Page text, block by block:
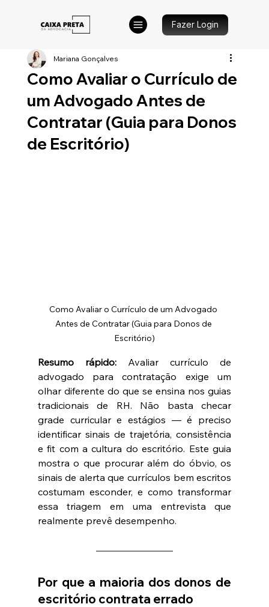
Fazer Login
Como Avaliar o Currículo de
um Advogado Antes de
Contratar (Guia para Donos
de Escritório)
Mariana Gonçalves
Como Avaliar o Currículo de um Advogado
Antes de Contratar (Guia para Donos de
Escritório)
Resumo rápido: Avaliar currículo de
advogado para contratação exige um
olhar diferente do que se ensina nos guias
tradicionais de RH. Não basta checar
grade curricular e estágios — é preciso
identificar sinais de trajetória, consistência
e fit com a cultura do escritório. Este guia
mostra o que procurar além do óbvio, os
sinais de alerta que currículos bem escritos
costumam esconder, e como transformar
essa triagem em uma entrevista que
realmente prevê desempenho.
Por que a maioria dos donos de
escritório contrata errado